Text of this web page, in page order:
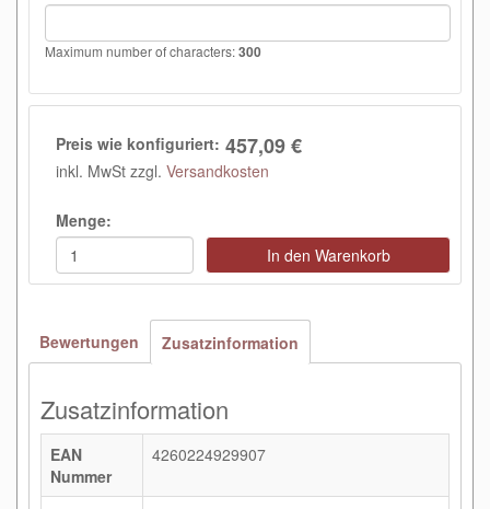
Maximum number of characters:300
Preis wie konfiguriert: 457,09 €
inkl. MwSt zzgl. Versandkosten
Menge:
In den Warenkorb
Bewertungen Zusatzinformation
Zusatzinformation
EAN
Nummer
4260224929907